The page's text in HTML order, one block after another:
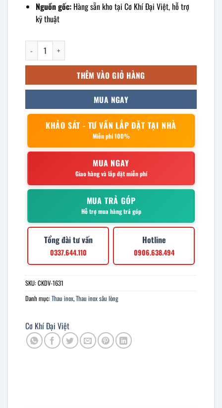
Nguồn gốc:Hàng sẵn kho tại Cơ Khí Đại Việt, hỗ trợ
kỹ thuật
Thau inox sâu lòng 52cm số lượng
THÊM VÀO GIỎ HÀNG
MUA NGAY
KHẢO SÁT - TƯ VẤN LẮP ĐẶT TẠI NHÀ
Miễn phí 100%
MUA NGAY
Giao hàng và lắp đặt miễn phí
MUA TRẢ GÓP
Hỗ trợ mua hàng trả góp
Tổng đài tư vấn
0337.644.110
Hotline
0906.638.494
SKU:CKDV-1631
Danh mục:Thau inox,Thau inox sâu lòng
Cơ Khí Đại Việt